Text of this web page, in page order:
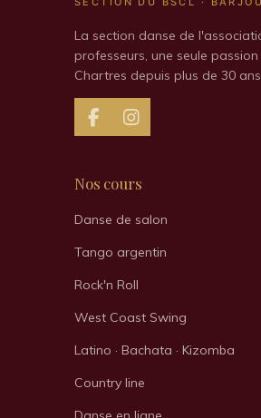
La section danse de
professeurs, une seule
Chartres depuis plus de 30
F
a
b
o
I
n
a
r
m
Nos cours
Danse de salon
Tango argentin
Rock'n Roll
West Coast Swing
Latino · Bachata · Kizomba
Country line